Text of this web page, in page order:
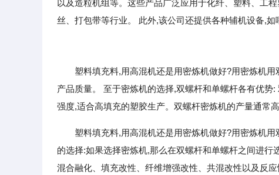
以及造粒机组等。这些产品广泛应用于化纤、塑料、工
丝、打包带等行业。 此外,该公司还提供各种辅机设备,如
塑料填充料,用高混机还是用密炼机做好?用密炼机
产品质量。 至于密炼机的选择,双螺杆和单螺杆各有优
强度,适合高填充的塑胶生产。双螺杆密炼机的产量通常
塑料填充料,用高混机还是用密炼机做好?用密炼机
的选择:如果选择密炼机,那么在双螺杆和单螺杆之间进
混合融化、填充改性、纤维增强改性、共混改性以及反